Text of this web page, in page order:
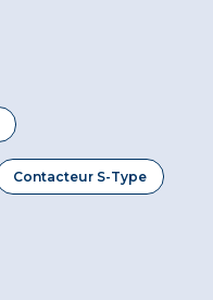
Contacteur S-Type